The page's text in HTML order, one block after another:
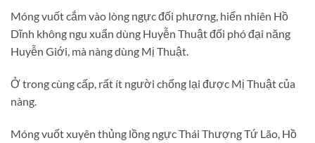
Móng vuốt cắm vào lòng ngực đối phương, hiển nhiên Hồ
Dĩnh không ngu xuẩn dùng Huyễn Thuật đối phó đại năng
Huyễn Giới, mà nàng dùng Mị Thuật.
Ở trong cùng cấp, rất ít người chống lại được Mị Thuật của
nàng.
Móng vuốt xuyên thủng lồng ngực Thái Thượng Tứ Lão, Hồ